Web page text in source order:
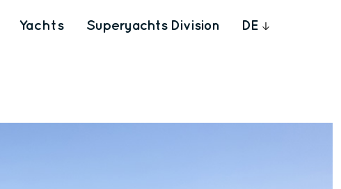
Yachts Superyachts Division DE